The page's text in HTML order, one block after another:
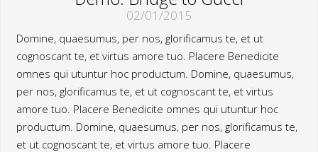
02/01/2015
Domine, quaesumus, per nos, glorificamus te, et ut
cognoscant te, et virtus amore tuo. Placere Benedicite
omnes qui utuntur hoc productum. Domine, quaesumus,
per nos, glorificamus te, et ut cognoscant te, et virtus
amore tuo. Placere Benedicite omnes qui utuntur hoc
productum. Domine, quaesumus, per nos, glorificamus te,
et ut cognoscant te, et virtus amore tuo. Placere